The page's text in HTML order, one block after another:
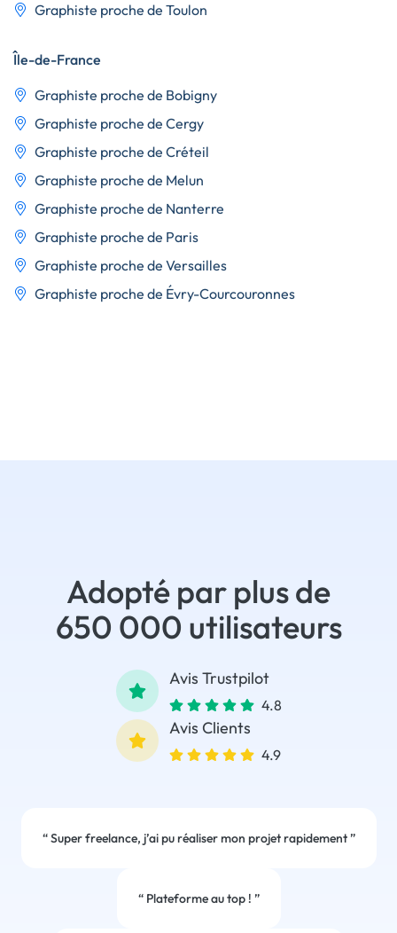
Graphiste proche de Toulon
Île-de-France
Graphiste proche de Bobigny
Graphiste proche de Cergy
Graphiste proche de Créteil
Graphiste proche de Melun
Graphiste proche de Nanterre
Graphiste proche de Paris
Graphiste proche de Versailles
Graphiste proche de Évry-Courcouronnes
Adopté par plus de
650 000 utilisateurs
Avis Trustpilot
4.8
Avis Clients
4.9
“Super freelance, j’ai pu réaliser mon projet rapidement”
“Plateforme au top ! ”